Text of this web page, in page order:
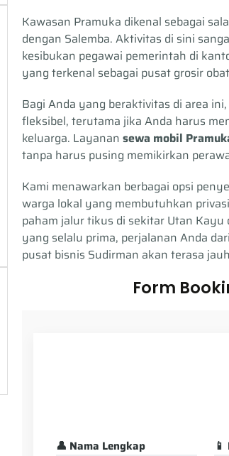
Kawasan Pramuka dikenal sebagai
dengan Salemba. Aktivitas di sini
kesibukan pegawai pemerintah di
yang terkenal sebagai pusat grosir
Bagi Anda yang beraktivitas di area
fleksibel, terutama jika Anda harus
keluarga. Layanan sewa mobil
tanpa harus pusing memikirkan
Kami menawarkan berbagai opsi
warga lokal yang membutuhkan
paham jalur tikus di sekitar Utan
yang selalu prima, perjalanan Anda
pusat bisnis Sudirman akan terasa
Form
👤 Nama Lengkap